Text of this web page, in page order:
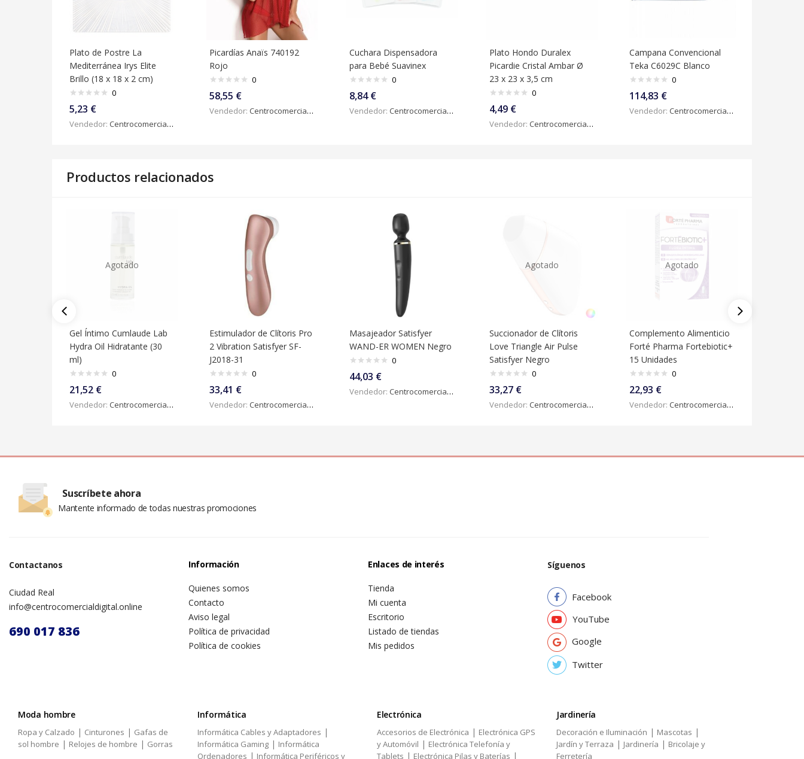
Plato de Postre La
Mediterránea Irys Elite
Brillo (18 x 18 x 2 cm)
0
5,23 €
Vendedor: Centrocomercialdigital
Picardías Anaïs 740192
Rojo
0
58,55 €
Vendedor: Centrocomercialdigital
Cuchara Dispensadora
para Bebé Suavinex
0
8,84€
Vendedor: Centrocomercialdigital
Plato Hondo Duralex
Picardie Cristal Ambar Ø
23 x 23 x 3,5 cm
0
4,49 €
Vendedor: Centrocomercialdigital
Campana Convencional
Teka C6029C Blanco
0
114,83 €
Vendedor: Centrocomercialdigital
Productos relacionados
Agotado
Gel Íntimo Cumlaude Lab
Hydra Oil Hidratante (30
ml)
0
21,52 €
Vendedor: Centrocomercialdigital
Estimulador de Clítoris Pro
2 Vibration Satisfyer SF-
J2018-31
0
33,41 €
Vendedor: Centrocomercialdigital
Masajeador Satisfyer
WAND-ER WOMEN Negro
0
44,03 €
Vendedor: Centrocomercialdigital
Agotado
Succionador de Clítoris
Love Triangle Air Pulse
Satisfyer Negro
0
33,27 €
Vendedor: Centrocomercialdigital
Agotado
Complemento Alimenticio
Forté Pharma Fortebiotic+
15 Unidades
0
22,93 €
Vendedor: Centrocomercialdigital
Suscríbete ahora
Mantente informado de todas nuestras promociones
Contactanos
Ciudad Real
info@centrocomercialdigital.online
690 017 836
Información
Quienes somos
Contacto
Aviso legal
Política de privacidad
Política de cookies
Enlaces de interés
Tienda
Mi cuenta
Escritorio
Listado de tiendas
Mis pedidos
Síguenos
Facebook
YouTube
Google
Twitter
Moda hombre
Ropa y Calzado | Cinturones | Gafas de
sol hombre | Relojes de hombre | Gorras
Informática
Informática Cables y Adaptadores |
Informática Gaming | Informática
Ordenadores | Informática Periféricos y
Electrónica
Accesorios de Electrónica | Electrónica GPS
y Automóvil | Electrónica Telefonía y
Tablets | Electrónica Pilas y Baterías |
Jardinería
Decoración e Iluminación | Mascotas |
Jardín y Terraza | Jardinería | Bricolaje y
Ferretería